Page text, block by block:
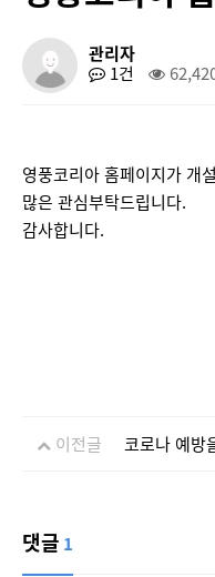
관리자
1건
영풍코리아 홈페이지가 개
많은 관심부탁드립니다.
감사합니다.
이전글 코로나 예방
댓글 1